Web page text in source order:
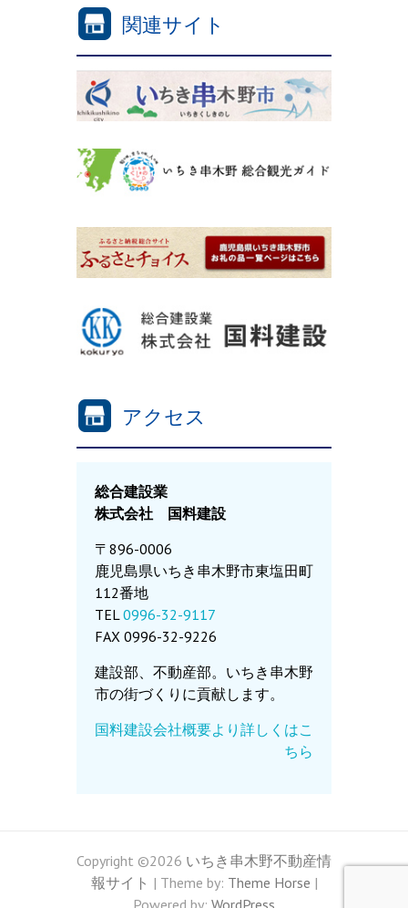
関連サイト
アクセス
総合建設業
株式会社 国料建設
〒896-0006
鹿児島県いちき串木野市東塩田町
112番地
TEL0996-32-9117
FAX 0996-32-9226
建設部、不動産部。いちき串木野
市の街づくりに貢献します。
国料建設会社概要より詳しくはこ
ちら
Copyright ©2026 いちき串木野不動産情
報サイト | Theme by: Theme Horse |